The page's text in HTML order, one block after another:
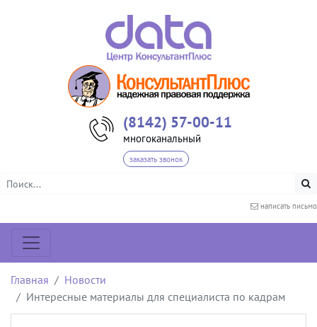
(8142) 57-00-11
многоканальный
заказать звонок
написать письмо
Главная
Новости
Интересные материалы для специалиста по кадрам